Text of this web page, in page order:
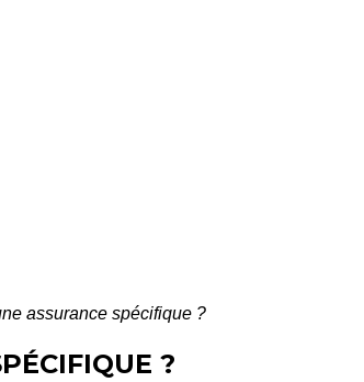
assurance spécifique ?
?